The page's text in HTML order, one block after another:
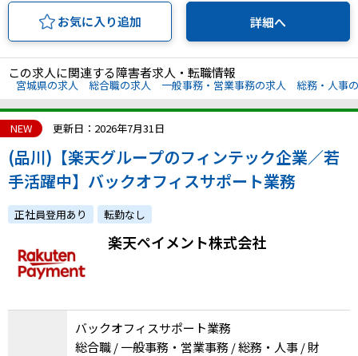
お気に入り追加 詳細へ
この求人に関連する障害者求人・転職情報
宮城県の求人 総合職の求人 一般事務・営業事務の求人 総務・人事
NEW 更新日：2026年7月31日
(品川)【楽天グループのフィンテック企業／若
手活躍中】バックオフィスサポート業務
正社員登用あり 転勤なし
楽天ペイメント株式会社
バックオフィスサポート業務
総合職 / 一般事務・営業事務 / 総務・人事 / 財